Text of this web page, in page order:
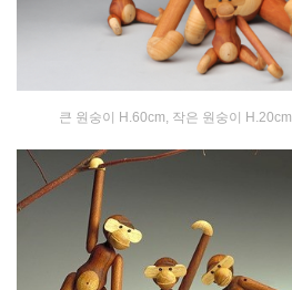
큰 원숭이 H.60cm, 작은 원숭이 H.20cm